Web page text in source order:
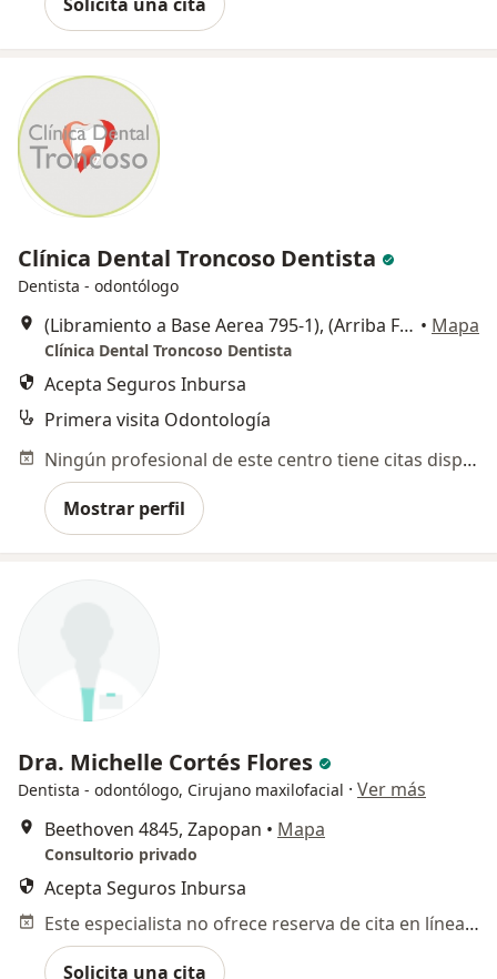
Clínica Dental Troncoso Dentista
Dentista - odontólogo
(Libramiento a Base Aerea 795-1), (Arriba Ferreteria Salas, a 50 mts Farmacia Guadalajara Base Aérea) 20° 45' 17.75", , Zapopan • Mapa
Clínica Dental Troncoso Dentista
Acepta Seguros Inbursa
Primera visita Odontología
Ningún profesional de este centro tiene citas disponibles
Mostrar perfil
Dra. Michelle Cortés Flores
Dentista - odontólogo, Cirujano maxilofacial · Ver más
Beethoven 4845, Zapopan • Mapa
Consultorio privado
Acepta Seguros Inbursa
Este especialista no ofrece reserva de cita en línea en esta dirección.
Solicita una cita